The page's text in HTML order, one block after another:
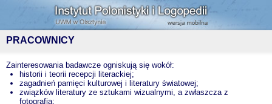
PRACOWNICY
Zainteresowania badawcze ogniskują się wokół:
historii i teorii recepcji literackiej;
zagadnień pamięci kulturowej i literatury światowej;
związków literatury ze sztukami wizualnymi, a zwłaszcza z
fotografią;